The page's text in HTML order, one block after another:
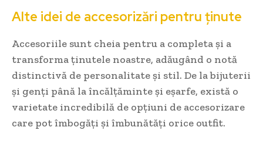
Alte idei de accesorizări pentru ținute
Accesoriile sunt cheia pentru a completa și a
transforma ținutele noastre, adăugând o notă
distinctivă de personalitate și stil. De la bijuterii
și genți până la încălțăminte și eșarfe, există o
varietate incredibilă de opțiuni de accesorizare
care pot îmbogăți și îmbunătăți orice outfit.